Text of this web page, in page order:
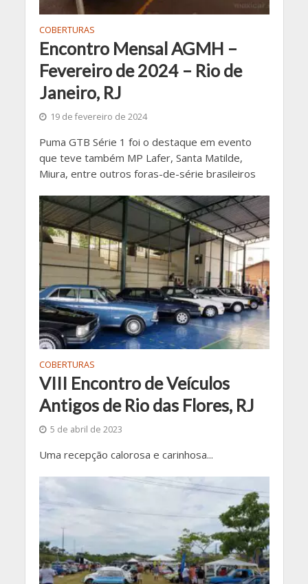
COBERTURAS
Encontro Mensal AGMH –
Fevereiro de 2024 – Rio de
Janeiro, RJ
19 de fevereiro de 2024
Puma GTB Série 1 foi o destaque em evento
que teve também MP Lafer, Santa Matilde,
Miura, entre outros foras-de-série brasileiros
COBERTURAS
VIII Encontro de Veículos
Antigos de Rio das Flores, RJ
5 de abril de 2023
Uma recepção calorosa e carinhosa...